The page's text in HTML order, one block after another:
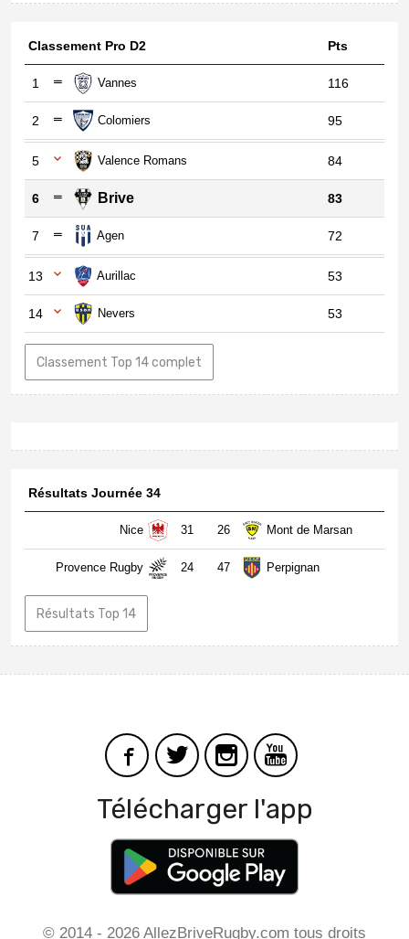
Classement Pro D2 Pts
1 Vannes 116
2 Colomiers 95
5 Valence Romans 84
6 Brive 83
7 Agen 72
13 Aurillac 53
14 Nevers 53
Classement Top 14 complet
Résultats Journée 34
Nice 31 26 Mont de Marsan
Provence Rugby 24 47 Perpignan
Résultats Top 14
Télécharger l'app
© 2014 - 2026 AllezBriveRugby.com tous droits